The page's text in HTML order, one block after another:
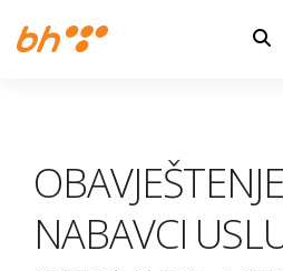
NABAVCI